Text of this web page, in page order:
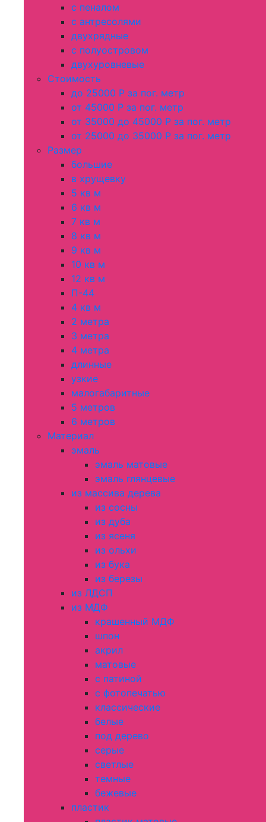
с пеналом
с антресолями
двухрядные
с полуостровом
двухуровневые
Стоимость
до 25000 Р за пог. метр
от 45000 Р за пог. метр
от 35000 до 45000 Р за пог. метр
от 25000 до 35000 Р за пог. метр
Размер
большие
в хрущевку
5 кв м
6 кв м
7 кв м
8 кв м
9 кв м
10 кв м
12 кв м
П-44
4 кв м
2 метра
3 метра
4 метра
длинные
узкие
малогабаритные
5 метров
6 метров
Материал
эмаль
эмаль матовые
эмаль глянцевые
из массива дерева
из сосны
из дуба
из ясеня
из ольхи
из бука
из березы
из ЛДСП
из МДФ
крашенный МДФ
шпон
акрил
матовые
с патиной
с фотопечатью
классические
белые
под дерево
серые
светлые
темные
бежевые
пластик